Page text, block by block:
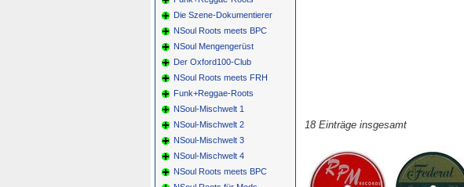
18 Einträge insgesamt
Die Szene-Dokumentierer
NSoul Roots meets BPC
NSoul Mengengerüst
Der Oxford100-Club
NSoul Roots meets FRH
Funk+Reggae-Roots
NSoul-Mischwelt 1
NSoul-Mischwelt 2
NSoul-Mischwelt 3
NSoul-Mischwelt 4
NSoul Roots meets BPC